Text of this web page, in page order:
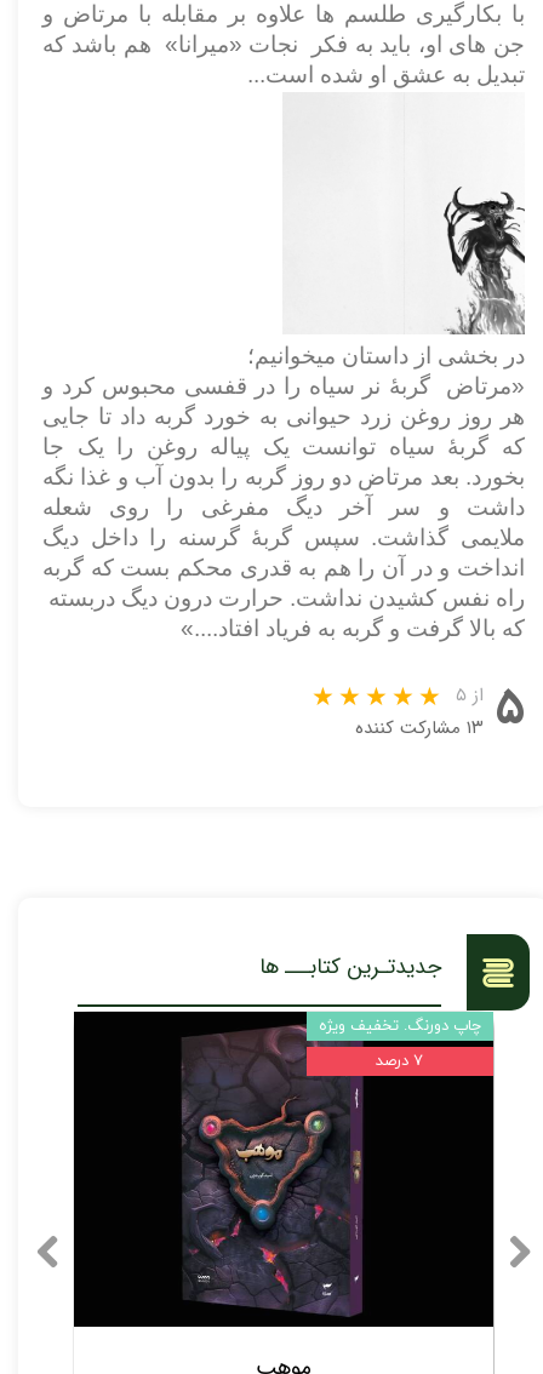
با بکارگیری طلسم ها علاوه بر مقابله با مرتاض و
جن های او، باید به فکر نجات «میرانا» هم باشد که
تبدیل به عشق او شده است...
در بخشی از داستان میخوانیم؛
«مرتاض گربۀ نر سیاه را در قفسی محبوس کرد و
هر روز روغن زرد حیوانی به خورد گربه داد تا جایی
که گربۀ سیاه توانست یک پیاله روغن را یک جا
بخورد. بعد مرتاض دو روز گربه را بدون آب و غذا نگه
داشت و سر آخر دیگ مفرغی را روی شعله
ملایمی گذاشت. سپس گربۀ گرسنه را داخل دیگ
انداخت و در آن را هم به قدری محکم بست که گربه
راه نفس کشیدن نداشت. حرارت درون دیگ دربسته
که بالا گرفت و گربه به فریاد افتاد....»
۵ از ۵
۱۳ مشارکت کننده
جدیدتـرین کتابـــ ها
چاپ دورنگ. تخفیف ویژه
۷ درصد